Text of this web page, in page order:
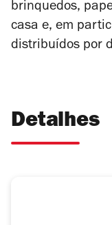
brinquedos,
casa e, em
distribuídos por
Detalhes